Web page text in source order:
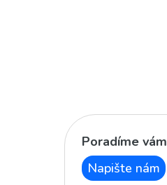
Poradíme vám
Napište nám